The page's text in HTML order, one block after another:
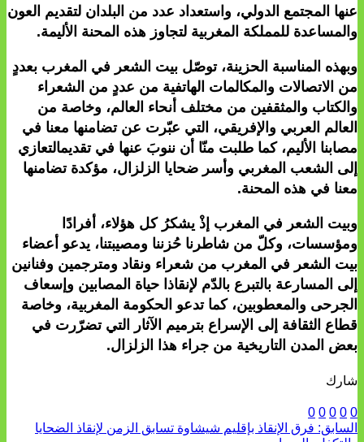
عنها المجتمع الدولي، واستعداد عدد من البلدان لتقديم العون
والمساعدة للمملكة المغربية لتجاوز هذه المحنة الأليمة.
وبهذه المناسبة الحزينة، توصّل بيت الشعر في المغرب بعددٍ
من الاتصالات والمكالمات الهاتفية من عددٍ من الشعراء
والكتاب والمثقفين من مختلف أنحاء العالم، وخاصة من
العالم العربي والإفريقي، التي عبّرت عن تضامنها معنا في
مصابنا الأليم، كما طلبت منّا أن ننوبَ عنها في تقديمالتعازي
إلى الشعب المغربي وأسر ضحايا الزلزال، مؤكدة تضامنها
معنا في هذه المحنة.
وبيت الشعر في المغرب إذْ يشكرُ كل هؤلاء، أفرادًا
ومؤسسات، وكلّ من شاطرنا حُزننا ومصيبتنا، يدعو أعضاء
بيت الشعر في المغرب من شعراء ونقاد ومترجمين وفنانين
إلى المسارعة بالتبرع بالدّم لإنقاذا حياة المصابين وإسعاف
الجرحى والمعطوبين، كما تدعو الحكومة المغربية، وخاصة
قطاع الثقافة إلى الإسراع بترميم الآثار التي تضرّرت في
بعض المدن التاريخية من جراء هذا الزلزال.
شارك
0
0
0
0
0
السابق: فرق الإنقاذ بإقليم شيشاوة تسابق الزمن لإنقاذ الضحايا